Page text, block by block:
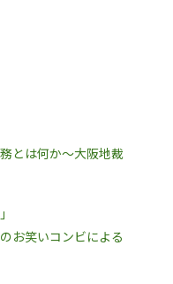
とは何か〜大阪地裁
お笑いコンビによる